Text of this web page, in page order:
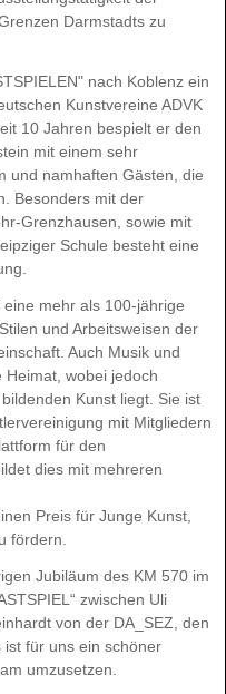
Darmstadts zu
nach Koblenz ein
Kunstvereine ADVK
10 Jahren bespielt er den
mit einem sehr
und namhaften Gästen, die
Besonders mit der
Grenzhausen, sowie mit
Schule besteht eine
mehr als 100-jährige
und Arbeitsweisen der
Auch Musik und
wobei jedoch
Kunst liegt. Sie ist
mit Mitgliedern
für den
dies mit mehreren
Preis für Junge Kunst,
fördern.
Jubiläum des KM 570 im
zwischen Uli
von der DA_SEZ, den
für uns ein schöner
umzusetzen.